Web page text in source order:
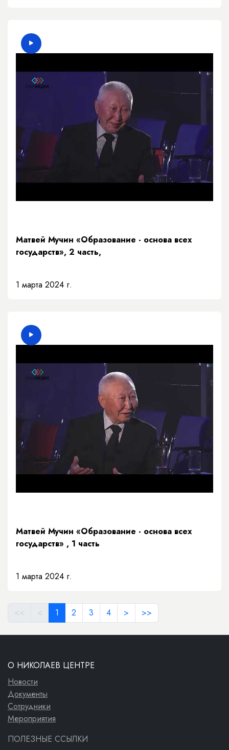
Матвей Мучин «Образование - основа всех
государств», 2 часть,
1 марта 2024 г.
Матвей Мучин «Образование - основа всех
государств» , 1 часть
1 марта 2024 г.
<< < 1 2 3 4 > >>
О НИКОЛАЕВ ЦЕНТРЕ
Новости
Документы
Сотрудники
Мероприятия
ПОЛЕЗНЫЕ ССЫЛКИ